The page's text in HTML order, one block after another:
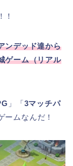
！
ンデッド達から
ゲーム（リアル
」「3マッチパ
ームなんだ！